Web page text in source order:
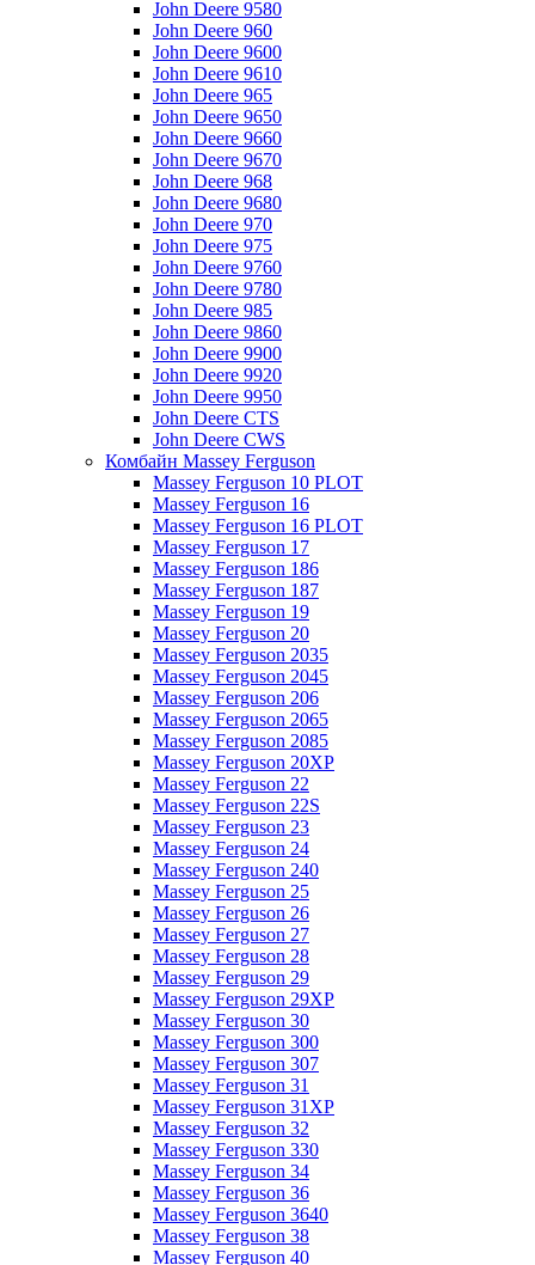
John Deere 9580
John Deere 960
John Deere 9600
John Deere 9610
John Deere 965
John Deere 9650
John Deere 9660
John Deere 9670
John Deere 968
John Deere 9680
John Deere 970
John Deere 975
John Deere 9760
John Deere 9780
John Deere 985
John Deere 9860
John Deere 9900
John Deere 9920
John Deere 9950
John Deere CTS
John Deere CWS
Комбайн Massey Ferguson
Massey Ferguson 10 PLOT
Massey Ferguson 16
Massey Ferguson 16 PLOT
Massey Ferguson 17
Massey Ferguson 186
Massey Ferguson 187
Massey Ferguson 19
Massey Ferguson 20
Massey Ferguson 2035
Massey Ferguson 2045
Massey Ferguson 206
Massey Ferguson 2065
Massey Ferguson 2085
Massey Ferguson 20XP
Massey Ferguson 22
Massey Ferguson 22S
Massey Ferguson 23
Massey Ferguson 24
Massey Ferguson 240
Massey Ferguson 25
Massey Ferguson 26
Massey Ferguson 27
Massey Ferguson 28
Massey Ferguson 29
Massey Ferguson 29XP
Massey Ferguson 30
Massey Ferguson 300
Massey Ferguson 307
Massey Ferguson 31
Massey Ferguson 31XP
Massey Ferguson 32
Massey Ferguson 330
Massey Ferguson 34
Massey Ferguson 36
Massey Ferguson 3640
Massey Ferguson 38
Massey Ferguson 40